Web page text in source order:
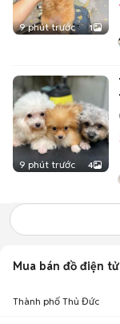
9 phút trước 1
9 phút trước 4
Mua bán đồ điện tử
Thành phố Thủ Đức